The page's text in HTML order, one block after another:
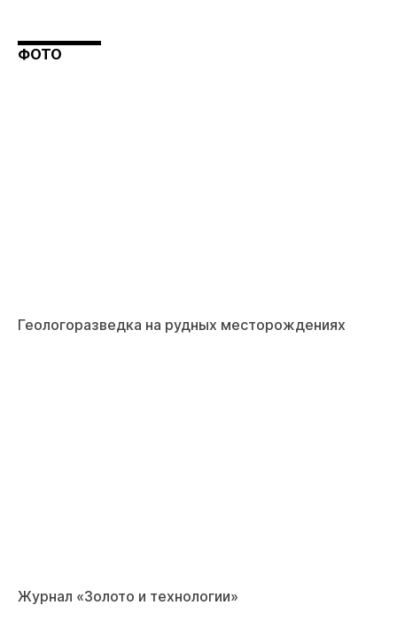
ФОТО
Геологоразведка на рудных месторождениях
Журнал «Золото и технологии»